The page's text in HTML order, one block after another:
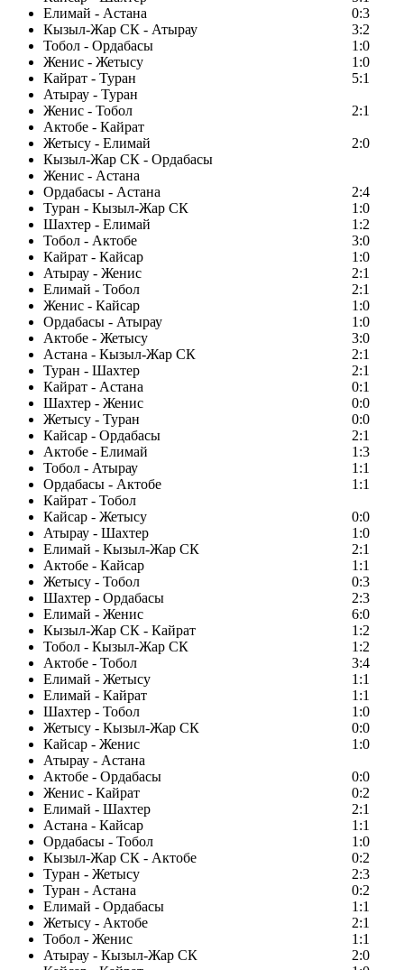
Елимай - Астана
0:3
Кызыл-Жар СК - Атырау
3:2
Тобол - Ордабасы
1:0
Женис - Жетысу
1:0
Кайрат - Туран
5:1
Атырау - Туран
Женис - Тобол
2:1
Актобе - Кайрат
Жетысу - Елимай
2:0
Кызыл-Жар СК - Ордабасы
Женис - Астана
Ордабасы - Астана
2:4
Туран - Кызыл-Жар СК
1:0
Шахтер - Елимай
1:2
Тобол - Актобе
3:0
Кайрат - Кайсар
1:0
Атырау - Женис
2:1
Елимай - Тобол
2:1
Женис - Кайсар
1:0
Ордабасы - Атырау
1:0
Актобе - Жетысу
3:0
Астана - Кызыл-Жар СК
2:1
Туран - Шахтер
2:1
Кайрат - Астана
0:1
Шахтер - Женис
0:0
Жетысу - Туран
0:0
Кайсар - Ордабасы
2:1
Актобе - Елимай
1:3
Тобол - Атырау
1:1
Ордабасы - Актобе
1:1
Кайрат - Тобол
Кайсар - Жетысу
0:0
Атырау - Шахтер
1:0
Елимай - Кызыл-Жар СК
2:1
Актобе - Кайсар
1:1
Жетысу - Тобол
0:3
Шахтер - Ордабасы
2:3
Елимай - Женис
6:0
Кызыл-Жар СК - Кайрат
1:2
Тобол - Кызыл-Жар СК
1:2
Актобе - Тобол
3:4
Елимай - Жетысу
1:1
Елимай - Кайрат
1:1
Шахтер - Тобол
1:0
Жетысу - Кызыл-Жар СК
0:0
Кайсар - Женис
1:0
Атырау - Астана
Актобе - Ордабасы
0:0
Женис - Кайрат
0:2
Елимай - Шахтер
2:1
Астана - Кайсар
1:1
Ордабасы - Тобол
1:0
Кызыл-Жар СК - Актобе
0:2
Туран - Жетысу
2:3
Туран - Астана
0:2
Елимай - Ордабасы
1:1
Жетысу - Актобе
2:1
Тобол - Женис
1:1
Атырау - Кызыл-Жар СК
2:0